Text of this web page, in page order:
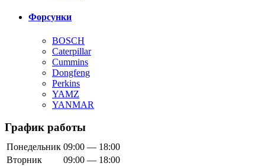
Форсунки
BOSCH
Caterpillar
Cummins
Dongfeng
Perkins
YAMZ
YANMAR
График работы
Понедельник 09:00 — 18:00
Вторник
09:00 — 18:00